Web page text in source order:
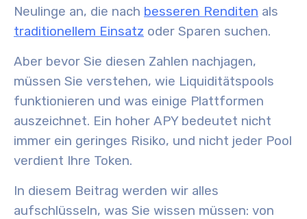
Neulinge an, die nach besseren Renditen als
traditionellem Einsatz oder Sparen suchen.
Aber bevor Sie diesen Zahlen nachjagen,
müssen Sie verstehen, wie Liquiditätspools
funktionieren und was einige Plattformen
auszeichnet. Ein hoher APY bedeutet nicht
immer ein geringes Risiko, und nicht jeder Pool
verdient Ihre Token.
In diesem Beitrag werden wir alles
aufschlüsseln, was Sie wissen müssen: von